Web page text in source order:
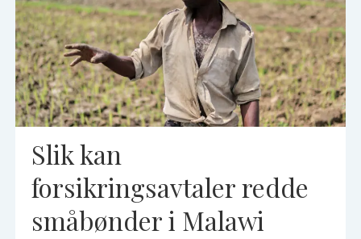
Slik kan
forsikringsavtaler redde
småbønder i Malawi